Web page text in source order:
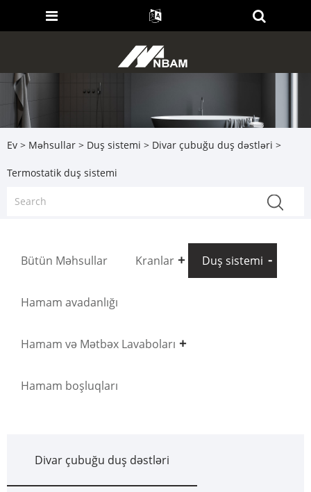
Ev > Məhsullar > Duş sistemi > Divar çubuğu duş dəstləri >
Termostatik duş sistemi
Bütün Məhsullar Kranlar Duş sistemi
Hamam avadanlığı
Hamam və Mətbəx Lavaboları
Hamam boşluqları
Divar çubuğu duş dəstləri